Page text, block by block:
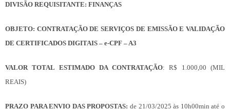
DIVISÃO REQUISITANTE: FINANÇAS
OBJETO: CONTRATAÇÃO DE SERVIÇOS DE EMISSÃO E VALIDAÇÃO
DE CERTIFICADOS DIGITAIS – e-CPF – A3
VALOR TOTAL ESTIMADO DA CONTRATAÇÃO: R$ 1.000,00 (MIL
REAIS)
PRAZO PARA ENVIO DAS PROPOSTAS: de 21/03/2025 às 10h00min até o